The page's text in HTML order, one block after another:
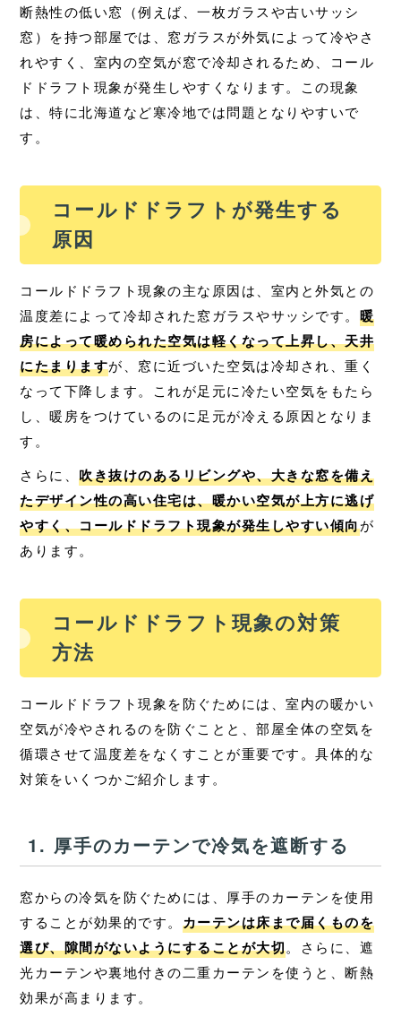
断熱性の低い窓（例えば、一枚ガラスや古いサッシ
窓）を持つ部屋では、窓ガラスが外気によって冷やさ
れやすく、室内の空気が窓で冷却されるため、コール
ドドラフト現象が発生しやすくなります。この現象
は、特に北海道など寒冷地では問題となりやすいで
す。
コールドドラフトが発生する
原因
コールドドラフト現象の主な原因は、室内と外気との
温度差によって冷却された窓ガラスやサッシです。 暖
房によって暖められた空気は軽くなって上昇し、天井
にたまりますが、窓に近づいた空気は冷却され、重く
なって下降します。これが足元に冷たい空気をもたら
し、暖房をつけているのに足元が冷える原因となりま
す。
さらに、吹き抜けのあるリビングや、大きな窓を備え
たデザイン性の高い住宅は、暖かい空気が上方に逃げ
やすく、コールドドラフト現象が発生しやすい傾向が
あります。
コールドドラフト現象の対策
方法
コールドドラフト現象を防ぐためには、室内の暖かい
空気が冷やされるのを防ぐことと、部屋全体の空気を
循環させて温度差をなくすことが重要です。具体的な
対策をいくつかご紹介します。
1. 厚手のカーテンで冷気を遮断する
窓からの冷気を防ぐためには、厚手のカーテンを使用
することが効果的です。 カーテンは床まで届くものを
選び、隙間がないようにすることが大切。さらに、遮
光カーテンや裏地付きの二重カーテンを使うと、断熱
効果が高まります。